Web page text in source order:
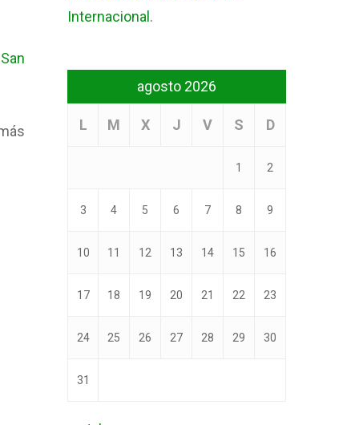
Internacional .
agosto 2026
L M X J V S D
1 2
3 4 5 6 7 8 9
10 11 12 13 14 15 16
17 18 19 20 21 22 23
24 25 26 27 28 29 30
31